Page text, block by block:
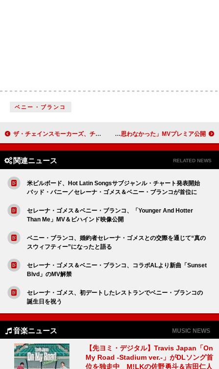
ベニー・ブランコ
ザ・チェインスモーカーズ、チャペル・ローン「Pink Pony Club」のリミックス公開 THE JET BOY BANGERZ、最新曲「まさか泣くとは思わなかった」MVプレミア公開
関連ニュース RELATED NEWS
米ビルボード、Hot Latin Songsサブジャンル・チャート発表開始
バッド・バニー／セレーナ・ゴメス＆ベニー・ブランコが首位に
セレーナ・ゴメス＆ベニー・ブランコ、「Younger And Hotter
Than Me」MV＆ビハインド映像公開
ベニー・ブランコ、婚約者セレーナ・ゴメスとの交際を通じて“真の
スウィフティー”になったと語る
セレーナ・ゴメス＆ベニー・ブランコ、コラボALより新曲「Sunset
Blvd」のMV解禁
セレーナ・ゴメス、初デートしたレストランでベニー・ブランコの
誕生日を祝う
音楽ニュース MUSIC NEWS
【先ヨミ・デジタル】Travis Japan「On
My Road -Stadium ver.-」がDLソング首
位を独走中 M!LKの佐野勇斗＆吉田仁人